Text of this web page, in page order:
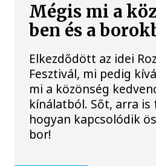
Mégis mi a
ben és a
Elkezdődött az idei
Fesztivál, mi pedig
mi a közönség
kínálatból. Sőt, arra is
hogyan kapcsolódik
bor!